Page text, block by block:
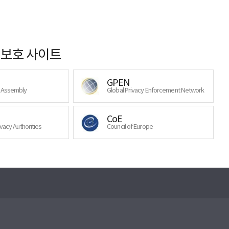
호 사이트
GPEN
Global Privacy Enforcement Network
Authorities
CoE
Council of Europe